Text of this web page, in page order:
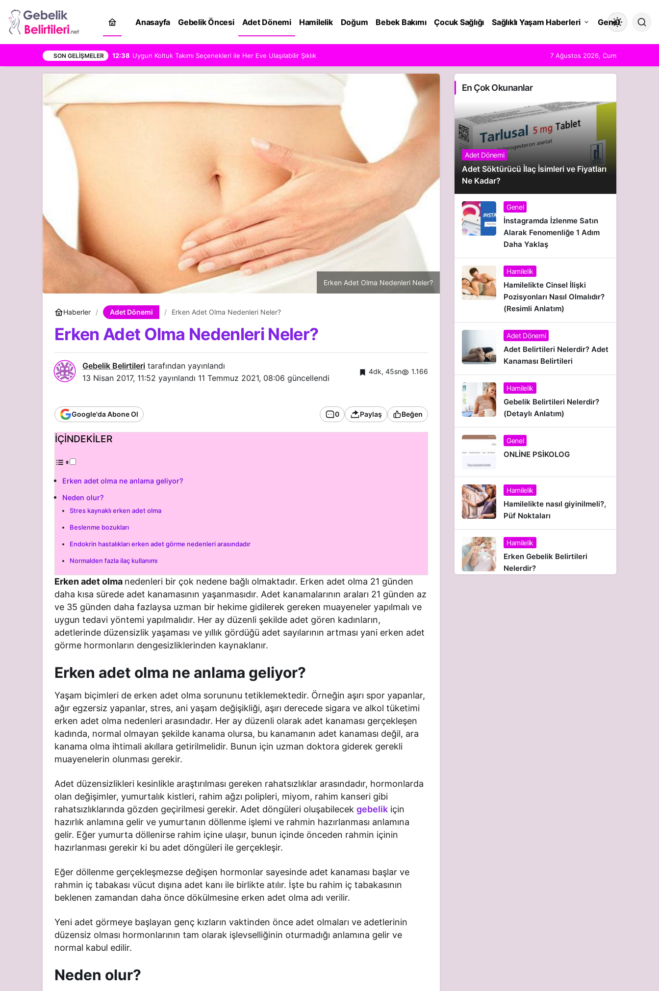
Anasayfa Gebelik Öncesi Adet Dönemi Hamilelik Doğum Bebek Bakımı Çocuk Sağlığı Sağlıklı Yaşam Haberleri GenelMod
Gündüz modunu seçin.
Gece Modu
Gece modunu seçin.
Sistem Modu
SON GELIŞMELER 12:38 Uygun Koltuk Takımı Seçenekleri ile Her Eve Ulaşılabilir Şıklık 7 Ağustos 2026, Cum
Erken Adet Olma Nedenleri Neler?
Haberler Adet Dönemi Erken Adet Olma Nedenleri Neler?
Erken Adet Olma Nedenleri Neler?
Gebelik Belirtileri tarafından yayınlandı
13 Nisan 2017, 11:52 yayınlandı 11 Temmuz 2021, 08:06 güncellendi
4dk, 45sn 1.166
Google'da Abone Ol 0 Paylaş Beğen
İÇİNDEKİLER
Erken adet olma ne anlama geliyor?
Neden olur?
Stres kaynaklı erken adet olma
Beslenme bozukları
Endokrin hastalıkları erken adet görme nedenleri arasındadır
Normalden fazla ilaç kullanımı
Erken adet olma nedenleri bir çok nedene bağlı olmaktadır. Erken adet olma 21 günden
daha kısa sürede adet kanamasının yaşanmasıdır. Adet kanamalarının araları 21 günden az
ve 35 günden daha fazlaysa uzman bir hekime gidilerek gereken muayeneler yapılmalı ve
uygun tedavi yöntemi yapılmalıdır. Her ay düzenli şekilde adet gören kadınların,
adetlerinde düzensizlik yaşaması ve yıllık gördüğü adet sayılarının artması yani erken adet
görme hormonların dengesizliklerinden kaynaklanır.
Erken adet olma ne anlama geliyor?
Yaşam biçimleri de erken adet olma sorununu tetiklemektedir. Örneğin aşırı spor yapanlar,
ağır egzersiz yapanlar, stres, ani yaşam değişikliği, aşırı derecede sigara ve alkol tüketimi
erken adet olma nedenleri arasındadır. Her ay düzenli olarak adet kanaması gerçekleşen
kadında, normal olmayan şekilde kanama olursa, bu kanamanın adet kanaması değil, ara
kanama olma ihtimali akıllara getirilmelidir. Bunun için uzman doktora giderek gerekli
muayenelerin olunması gerekir.
Adet düzensizlikleri kesinlikle araştırılması gereken rahatsızlıklar arasındadır, hormonlarda
olan değişimler, yumurtalık kistleri, rahim ağzı polipleri, miyom, rahim kanseri gibi
rahatsızlıklarında gözden geçirilmesi gerekir. Adet döngüleri oluşabilecekgebelik için
hazırlık anlamına gelir ve yumurtanın döllenme işlemi ve rahmin hazırlanması anlamına
gelir. Eğer yumurta döllenirse rahim içine ulaşır, bunun içinde önceden rahmin içinin
hazırlanması gerekir ki bu adet döngüleri ile gerçekleşir.
Eğer döllenme gerçekleşmezse değişen hormonlar sayesinde adet kanaması başlar ve
rahmin iç tabakası vücut dışına adet kanı ile birlikte atılır. İşte bu rahim iç tabakasının
beklenen zamandan daha önce dökülmesine erken adet olma adı verilir.
Yeni adet görmeye başlayan genç kızların vaktinden önce adet olmaları ve adetlerinin
düzensiz olması hormonlarının tam olarak işlevselliğinin oturmadığı anlamına gelir ve
normal kabul edilir.
Neden olur?
En Çok Okunanlar
Adet Dönemi
Adet Söktürücü İlaç İsimleri ve Fiyatları
Ne Kadar?
Genel
İnstagramda İzlenme Satın
Alarak Fenomenliğe 1 Adım
Daha Yaklaş
Hamilelik
Hamilelikte Cinsel İlişki
Pozisyonları Nasıl Olmalıdır?
(Resimli Anlatım)
Adet Dönemi
Adet Belirtileri Nelerdir? Adet
Kanaması Belirtileri
Hamilelik
Gebelik Belirtileri Nelerdir?
(Detaylı Anlatım)
Genel
ONLİNE PSİKOLOG
Hamilelik
Hamilelikte nasıl giyinilmeli?,
Püf Noktaları
Hamilelik
Erken Gebelik Belirtileri
Nelerdir?